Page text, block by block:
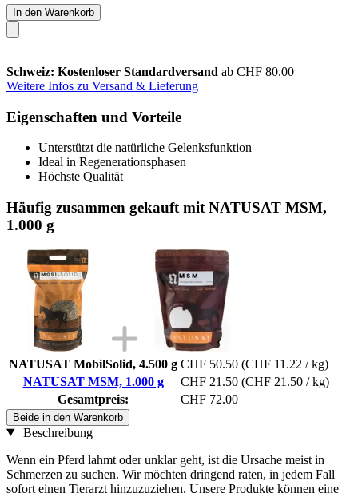
In den Warenkorb
Schweiz: Kostenloser Standardversand ab CHF 80.00
Weitere Infos zu Versand & Lieferung
Eigenschaften und Vorteile
Unterstützt die natürliche Gelenksfunktion
Ideal in Regenerationsphasen
Höchste Qualität
Häufig zusammen gekauft mit NATUSAT MSM,
1.000 g
NATUSAT MobilSolid, 4.500 g CHF 50.50 (CHF 11.22 / kg)
NATUSAT MSM, 1.000 g
CHF 21.50 (CHF 21.50 / kg)
Gesamtpreis:
CHF 72.00
Beide in den Warenkorb
Beschreibung
Wenn ein Pferd lahmt oder unklar geht, ist die Ursache meist in
Schmerzen zu suchen. Wir möchten dringend raten, in jedem Fall
sofort einen Tierarzt hinzuzuziehen. Unsere Produkte können eine